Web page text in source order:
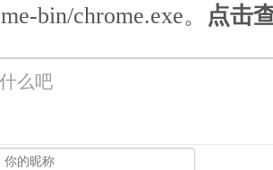
bin/chrome.exe。
点击
么吧